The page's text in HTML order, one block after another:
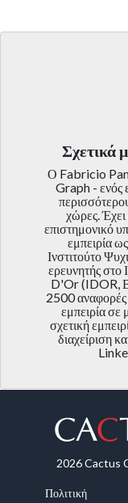
Σχετικά
Ο Fabricio
Graph - ενός
χώρες.
επιστημονικό
εμπειρία
Ινστιτούτο
ερευνητής στο
D'Or (IDOR,
2500
εμπειρία σε
σχετική
διαχείριση
2026 Cactus
Πολιτική